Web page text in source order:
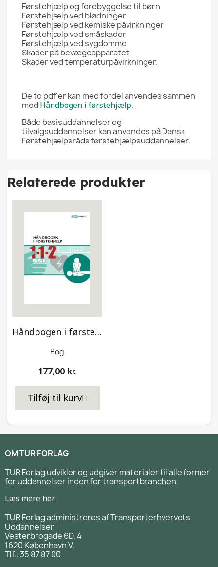
Førstehjælp og forebyggelse til børn
Førstehjælp ved blødninger
Førstehjælp ved kemiske påvirkninger
Førstehjælp ved småskader
Førstehjælp ved sygdomme
Skader på bevægeapparatet
Skader ved temperaturpåvirkninger.
De to pdf'er kan med fordel anvendes sammen
med Håndbogen i førstehjælp.
Både basisuddannelser og
tilvalgsuddannelser kan anvendes på Dansk
Førstehjælpsråds førstehjælpsuddannelser.
Relaterede produkter
Håndbogen i førstehjælp – Bog
Bog
177,00 kr.
Tilføj til kurv
OM TUR FORLAG
TUR Forlag udvikler og udgiver materialer til alle former
for uddannelser inden for transportbranchen.
Læs mere her.
TUR Forlag administreres af Transporterhvervets
Uddannelser
Vesterbrogade 6D, 4
1620 København V.
Tlf.: 35 87 87 00